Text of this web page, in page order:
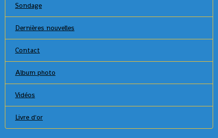
Sondage
Dernières nouvelles
Contact
Album photo
Vidéos
Livre d'or